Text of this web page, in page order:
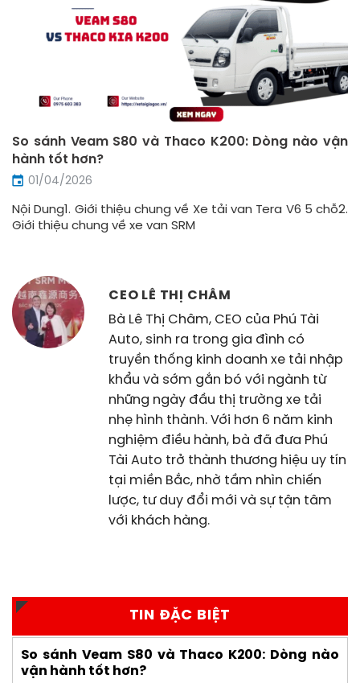
So sánh Veam S80 và Thaco K200: Dòng nào vận
hành tốt hơn?
01/04/2026
Nội Dung1. Giới thiệu chung về Xe tải van Tera V6 5 chỗ2.
Giới thiệu chung về xe van SRM
CEO LÊ THỊ CHÂM
Bà Lê Thị Châm, CEO của Phú Tài
Auto, sinh ra trong gia đình có
truyền thống kinh doanh xe tải nhập
khẩu và sớm gắn bó với ngành từ
những ngày đầu thị trường xe tải
nhẹ hình thành. Với hơn 6 năm kinh
nghiệm điều hành, bà đã đưa Phú
Tài Auto trở thành thương hiệu uy tín
tại miền Bắc, nhờ tầm nhìn chiến
lược, tư duy đổi mới và sự tận tâm
với khách hàng.
TIN ĐẶC BIỆT
So sánh Veam S80 và Thaco K200: Dòng nào
vận hành tốt hơn?